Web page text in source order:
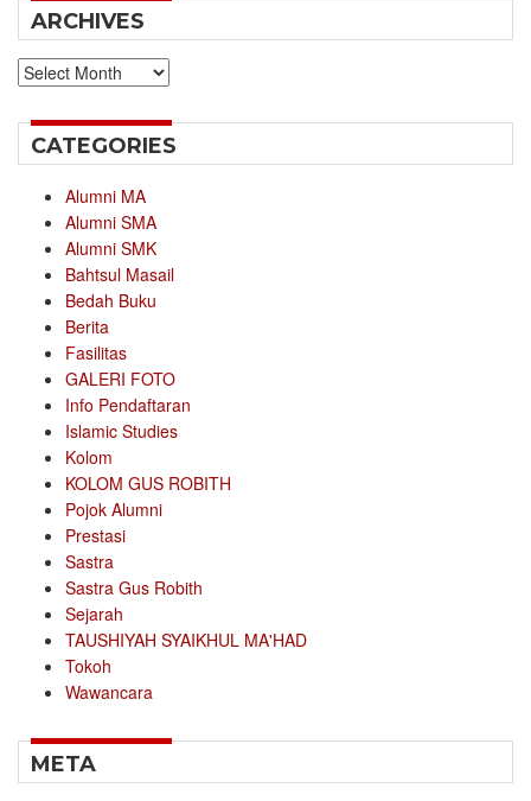
ARCHIVES
Archives
CATEGORIES
Alumni MA
Alumni SMA
Alumni SMK
Bahtsul Masail
Bedah Buku
Berita
Fasilitas
GALERI FOTO
Info Pendaftaran
Islamic Studies
Kolom
KOLOM GUS ROBITH
Pojok Alumni
Prestasi
Sastra
Sastra Gus Robith
Sejarah
TAUSHIYAH SYAIKHUL MA'HAD
Tokoh
Wawancara
META